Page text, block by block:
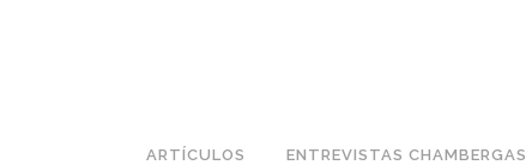
ARTÍCULOS ENTREVISTAS CHAMBERGAS